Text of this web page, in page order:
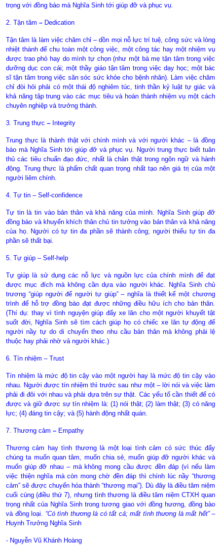
trọng với đồng bào mà Nghĩa Sinh tới giúp đỡ và phục vụ.
2. Tận tâm – Dedication
Tận tâm là làm việc chăm chỉ – dồn mọi nỗ lực trí tuệ, công sức và lòng
nhiệt thành để chu toàn một công việc, một công tác hay một nhiệm vụ
được trao phó hay do mình tự chọn (như một bà mẹ tận tâm trong việc
dưỡng dục con cái; một thầy giáo tận tâm trong việc dạy học; một bác
sĩ tận tâm trong việc săn sóc sức khỏe cho bệnh nhân). Làm việc chăm
chỉ đòi hỏi phải có một thái độ nghiêm túc, tinh thần kỷ luật tự giác và
khả năng tập trung vào các mục tiêu và hoàn thành nhiệm vụ một cách
chuyên nghiệp và trưởng thành.
3. Trung thực – Integrity
Trung thực là thành thật với chính mình và với người khác – là đồng
bào mà Nghĩa Sinh tới giúp đỡ và phục vụ. Người trung thực biết tuân
thủ các tiêu chuẩn đạo đức, nhất là chân thật trong ngôn ngữ và hành
động. Trung thực là phẩm chất quan trọng nhất tạo nên giá trị của một
người liêm chính.
4. Tự tin – Self-confidence
Tự tin là tin vào bản thân và khả năng của mình. Nghĩa Sinh giúp đỡ
đồng bào và khuyến khích thân chủ tin tưởng vào bản thân và khả năng
của họ. Người có tự tin đa phần sẽ thành công; người thiếu tự tin đa
phần sẽ thất bại.
5. Tự giúp – Self-help
Tự giúp là sử dụng các nỗ lực và nguồn lực của chính mình để đạt
được mục đích mà không cần dựa vào người khác. Nghĩa Sinh chủ
trương “giúp người để người tự giúp” – nghĩa là thiết kế một chương
trình để hỗ trợ đồng bào đạt được những điều hữu ích cho bản thân.
(Thí dụ: thay vì tình nguyện giúp đẩy xe lăn cho một người khuyết tật
suốt đời, Nghĩa Sinh sẽ tìm cách giúp họ có chiếc xe lăn tự động để
người nầy tự do di chuyển theo nhu cầu bản thân mà không phải lệ
thuộc hay phải nhờ vả người khác.)
6. Tín nhiệm – Trust
Tín nhiệm là mức độ tin cậy vào một người hay là mức độ tin cậy vào
nhau. Người được tín nhiệm thì trước sau như một – lời nói và việc làm
phải đi đôi với nhau vàphải dựa trên sự thật. Các yếu tố cần thiết để có
được và giữ được sự tín nhiệm là: (1) nói thật; (2) làm thật; (3) có năng
lực; (4) đáng tin cậy; và (5) hành động nhất quán.
7. Thương cảm – Empathy
Thương cảm hay tình thương là một loại tình cảm có sức thúc đẩy
chúng ta muốn quan tâm, muốn chia sẻ, muốn giúp đỡ người khác và
muốn giúp đỡ nhau – mà không mong cầu được đền đáp (vì nếu làm
việc thiện nghĩa mà còn mong chờ đền đáp thì chính lúc nầy “thương
cảm” sẽ được chuyển hóa thành “thương mại”). Dù đây là điều tâm niệm
cuối cùng (điều thứ 7), nhưng tình thương là điều tâm niệm CTXH quan
trọng nhất của Nghĩa Sinh trong tương giao với đồng hương, đồng bào
và đồng loại. “Có tình thương là có tất cả; mất tình thương là mất hết” –
Huynh Trưởng Nghĩa Sinh
- Nguyễn Vũ Khánh Hoàng